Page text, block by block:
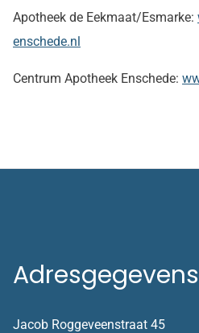
Apotheek de Eekmaat/Esmarke:
enschede.nl
Centrum Apotheek Enschede:
Adresgegevens
Jacob Roggeveenstraat 45